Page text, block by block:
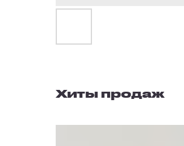
Хиты продаж